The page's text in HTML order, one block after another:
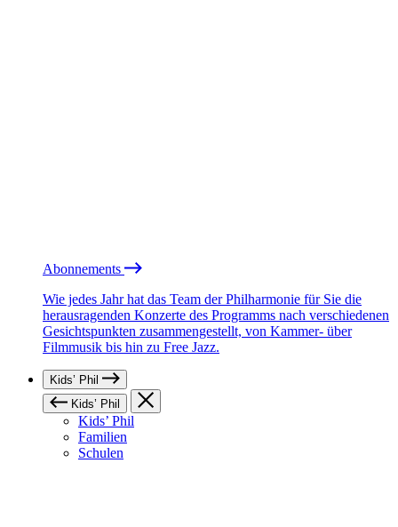
Abonnements
Wie jedes Jahr hat das Team der Philharmonie für Sie die
herausragenden Konzerte des Programms nach verschiedenen
Gesichtspunkten zusammengestellt, von Kammer- über
Filmmusik bis hin zu Free Jazz.
Kids’ Phil
Kids’ Phil
Kids’ Phil
Familien
Schulen